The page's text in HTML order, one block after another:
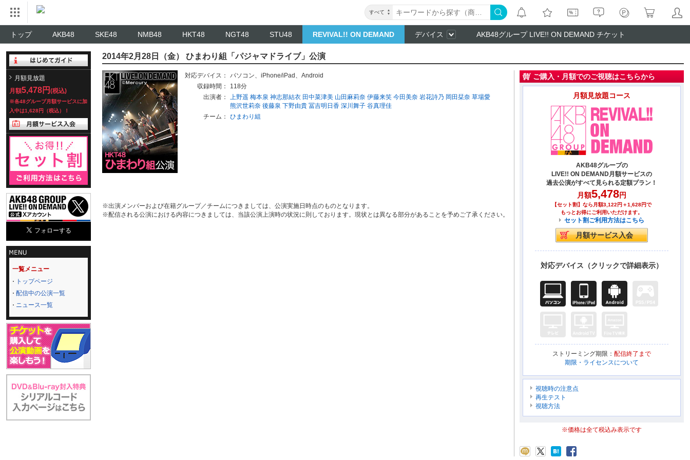
すべて
トップ AKB48 SKE48 NMB48 HKT48 NGT48 STU48 REVIVAL!! ON DEMAND デバイス AKB48グループ LIVE!! ON DEMAND チケット
月額見放題
月額5,478円 (税込)
※各48グループ月額サービスに加
入中は1,628円（税込）！
一覧メニュー
トップページ
配信中の公演一覧
ニュース一覧
2014年2月28日（金） ひまわり組「パジャマドライブ」公演
対応デバイス： パソコン、 iPhone/iPad 、 Android
収録時間：
118分
出演者：
上野遥 梅本泉 神志那結衣 田中菜津美 山田麻莉奈 伊藤来笑 今田美奈 岩花詩乃 岡田栞奈 草場愛
熊沢世莉奈 後藤泉 下野由貴 冨吉明日香 深川舞子 谷真理佳
チーム：
ひまわり組
※出演メンバーおよび在籍グループ／チームにつきましては、公演実施日時点のものとなります。
※配信される公演における内容につきましては、当該公演上演時の状況に則しております。現状とは異なる部分があることを予めご了承ください。
ご購入・月額でのご視聴はこちらから
月額見放題コース
AKB48グループの
LIVE!! ON DEMAND月額サービスの
過去公演がすべて見られる定額プラン！
月額5,478円
【セット割】なら月額3,122円＋1,628円で
もっとお得にご利用いただけます。
セット割ご利用方法はこちら
対応デバイス（クリックで詳細表示）
ストリーミング期限： 配信終了まで
期限・ライセンスについて
視聴時の注意点
再生テスト
視聴方法
※価格は全て税込み表示です